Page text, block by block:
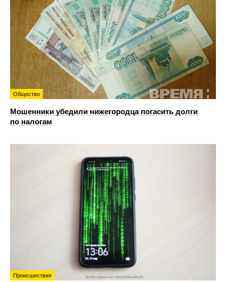
Общество
Мошенники убедили нижегородца погасить долги
по налогам
Происшествия